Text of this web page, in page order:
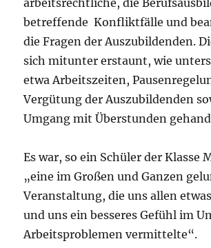
arbeitsrechtliche, die
betreffende Konfliktfälle und
die Fragen der Auszubildenden.
sich mitunter erstaunt, wie
etwa Arbeitszeiten,
Vergütung der Auszubildenden
Umgang mit Überstunden
Es war, so ein Schüler der Klasse
„eine im Großen und Ganzen
Veranstaltung, die uns allen
und uns ein besseres Gefühl im
Arbeitsproblemen vermittelte“.